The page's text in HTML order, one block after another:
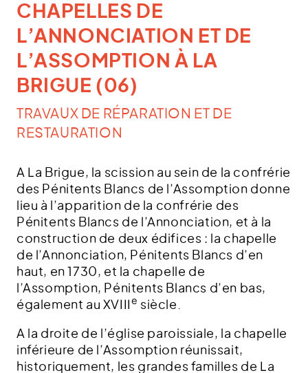
CHAPELLES DE
L’ANNONCIATION ET DE
L’ASSOMPTION À LA
BRIGUE (06)
TRAVAUX DE RÉPARATION ET DE
RESTAURATION
A La Brigue, la scission au sein de la confrérie
des Pénitents Blancs de l’Assomption donne
lieu à l’apparition de la confrérie des
Pénitents Blancs de l’Annonciation, et à la
construction de deux édifices : la chapelle
de l’Annonciation, Pénitents Blancs d’en
haut, en 1730, et la chapelle de
l’Assomption, Pénitents Blancs d’en bas,
également au XVIII
e siècle.
A la droite de l’église paroissiale, la chapelle
inférieure de l’Assomption réunissait,
historiquement, les grandes familles de La